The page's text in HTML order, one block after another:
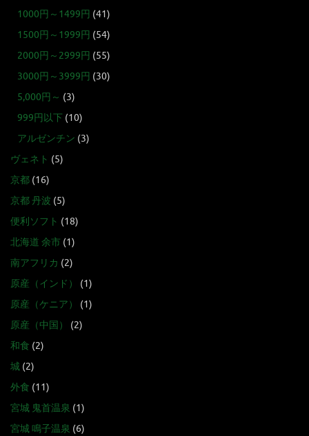
1000円～1499円 (41)
1500円～1999円 (54)
2000円～2999円 (55)
3000円～3999円 (30)
5,000円～ (3)
999円以下 (10)
アルゼンチン (3)
ヴェネト (5)
京都 (16)
京都 丹波 (5)
便利ソフト (18)
北海道 余市 (1)
南アフリカ (2)
原産（インド）
(1)
原産（ケニア）
(1)
原産（中国）
(2)
和食 (2)
城 (2)
外食 (11)
宮城 鬼首温泉 (1)
宮城 鳴子温泉 (6)